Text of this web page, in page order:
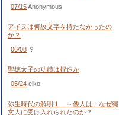
07/15Anonymous
アイヌは何故文字を持たなかったの
か？
06/08 ？
聖徳太子の功績は捏造か
05/24 eiko
弥生時代の解明１ ～倭人は、なぜ縄
文人に受け入れられたのか？